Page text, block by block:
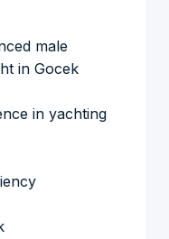
male
in Gocek
in yachting